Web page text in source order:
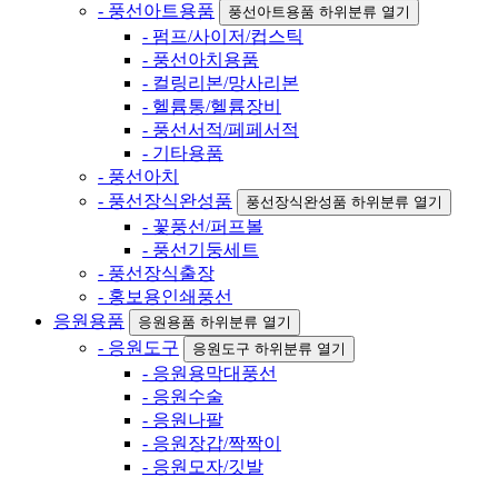
- 풍선아트용품
풍선아트용품 하위분류 열기
- 펌프/사이저/컵스틱
- 풍선아치용품
- 컬링리본/망사리본
- 헬륨통/헬륨장비
- 풍선서적/페페서적
- 기타용품
- 풍선아치
- 풍선장식완성품
풍선장식완성품 하위분류 열기
- 꽃풍선/퍼프볼
- 풍선기둥세트
- 풍선장식출장
- 홍보용인쇄풍선
응원용품
응원용품 하위분류 열기
- 응원도구 응원도구 하위분류 열기
- 응원용막대풍선
- 응원수술
- 응원나팔
- 응원장갑/짝짝이
- 응원모자/깃발